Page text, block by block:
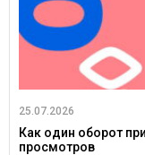
25.07.2026
Как один оборот
просмотров